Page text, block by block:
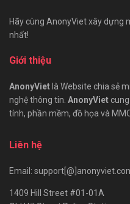
Hãy cùng AnonyViet xây dựng
nhất!
Giới thiệu
AnonyViet là Website chia sẻ
nghệ thông tin. AnonyViet
tính, phần mềm, đồ họa và
Liên hệ
Email:
1409 Hill Street #01-01A